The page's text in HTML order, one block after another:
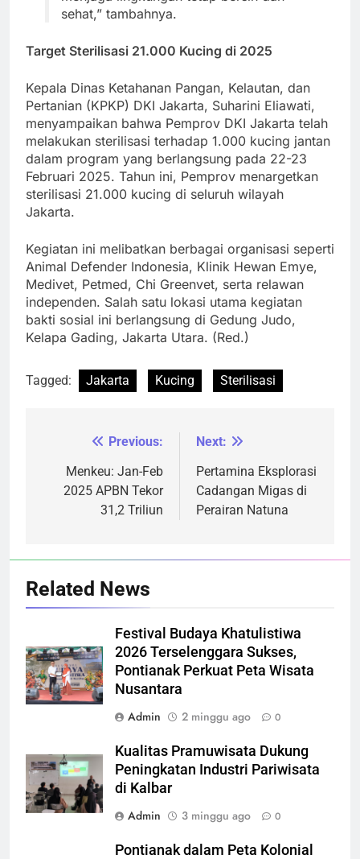
sehat,” tambahnya.
Target Sterilisasi 21.000 Kucing di 2025
Kepala Dinas Ketahanan Pangan, Kelautan, dan
Pertanian (KPKP) DKI Jakarta, Suharini Eliawati,
menyampaikan bahwa Pemprov DKI Jakarta telah
melakukan sterilisasi terhadap 1.000 kucing jantan
dalam program yang berlangsung pada 22-23
Februari 2025. Tahun ini, Pemprov menargetkan
sterilisasi 21.000 kucing di seluruh wilayah
Jakarta.
Kegiatan ini melibatkan berbagai organisasi seperti
Animal Defender Indonesia, Klinik Hewan Emye,
Medivet, Petmed, Chi Greenvet, serta relawan
independen. Salah satu lokasi utama kegiatan
bakti sosial ini berlangsung di Gedung Judo,
Kelapa Gading, Jakarta Utara. (Red.)
Tagged: Jakarta Kucing Sterilisasi
Navigasi
pos
Previous:
Menkeu: Jan-Feb
2025 APBN Tekor
31,2 Triliun
Next:
Pertamina Eksplorasi
Cadangan Migas di
Perairan Natuna
Related News
Festival Budaya Khatulistiwa
2026 Terselenggara Sukses,
Pontianak Perkuat Peta Wisata
Nusantara
Admin
2 minggu ago 0
Kualitas Pramuwisata Dukung
Peningkatan Industri Pariwisata
di Kalbar
Admin
3 minggu ago 0
Pontianak dalam Peta Kolonial